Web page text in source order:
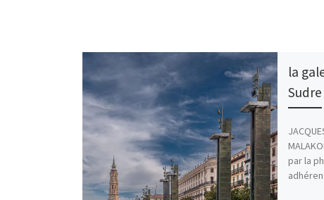
la
Sudre
par la